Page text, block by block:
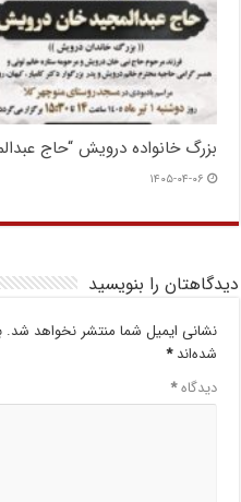
بزرگ خانواده درویش “حاج
۱۴۰۵-۰۴-۰۶
دیدگاهتان را بنویسید
نشانی ایمیل شما منتشر نخواهد شد.
شده‌اند*
دیدگاه*